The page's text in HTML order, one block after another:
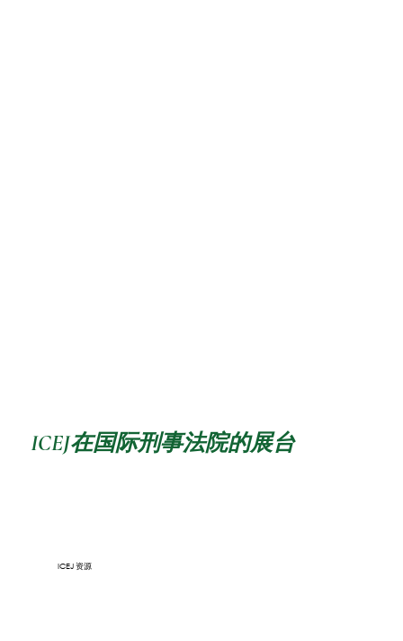
ICEJ在国际刑事法院的展台
ICEJ 资源